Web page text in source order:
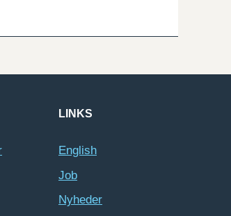
LINKS
English
Job
Nyheder